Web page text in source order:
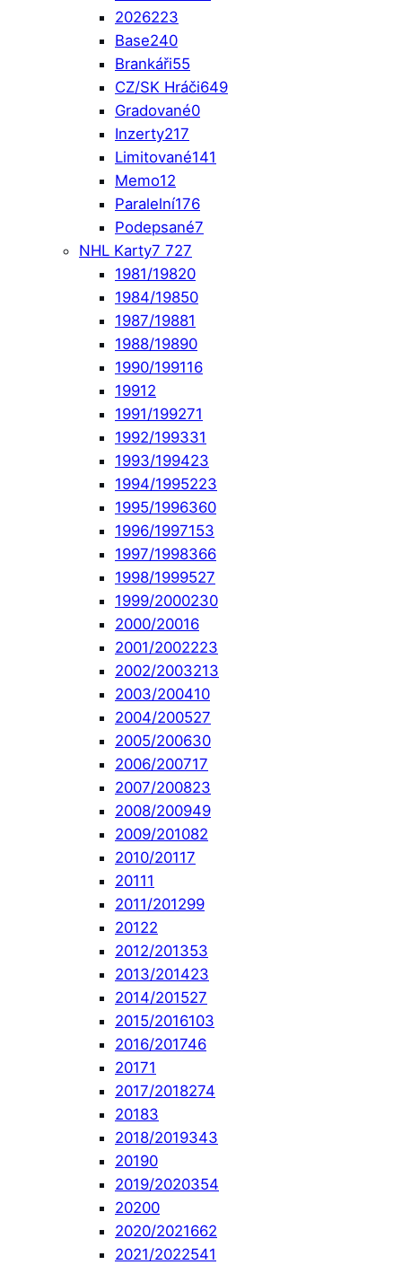
2026223
Base240
Brankáři55
CZ/SK Hráči649
Gradované0
Inzerty217
Limitované141
Memo12
Paralelní176
Podepsané7
NHL Karty7 727
1981/19820
1984/19850
1987/19881
1988/19890
1990/199116
19912
1991/199271
1992/199331
1993/199423
1994/1995223
1995/1996360
1996/1997153
1997/1998366
1998/1999527
1999/2000230
2000/20016
2001/2002223
2002/2003213
2003/200410
2004/200527
2005/200630
2006/200717
2007/200823
2008/200949
2009/201082
2010/20117
20111
2011/201299
20122
2012/201353
2013/201423
2014/201527
2015/2016103
2016/201746
20171
2017/2018274
20183
2018/2019343
20190
2019/2020354
20200
2020/2021662
2021/2022541